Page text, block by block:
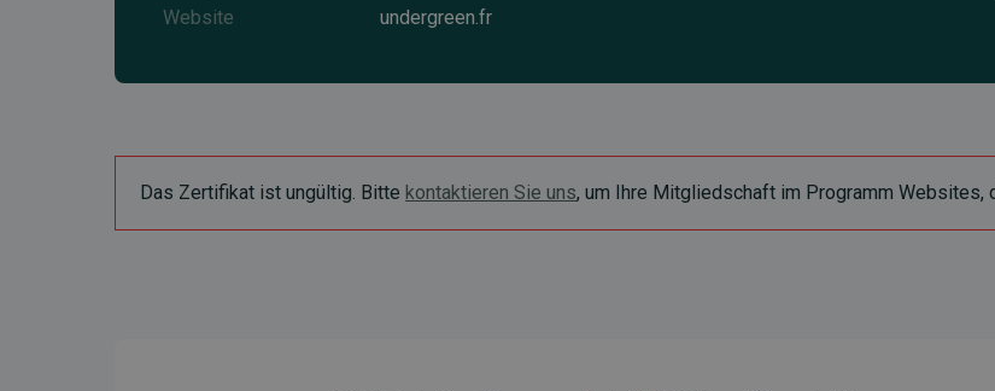
Website
undergreen.fr
Das Zertifikat ist ungültig. Bitte kontaktieren Sie uns, um Ihre Mitgliedschaft im Programm Websites,